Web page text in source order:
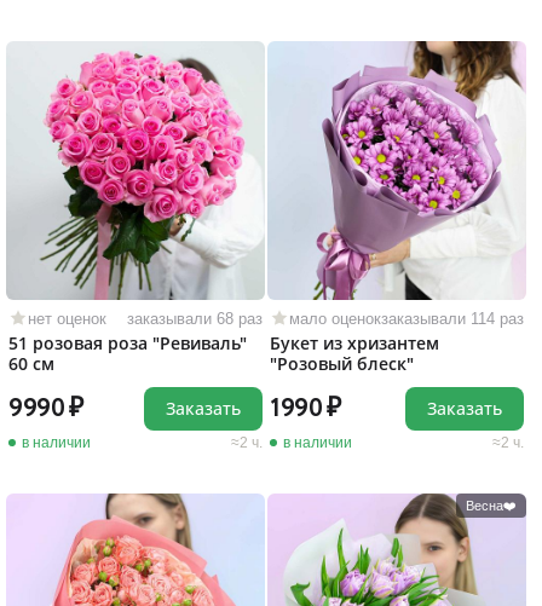
нет оценок заказывали 68 раз
51 розовая роза "Ревиваль"
60 см
9990
в наличии 2 ч.
Заказать
мало оценокзаказывали 114 раз
Букет из хризантем
"Розовый блеск"
1990
в наличии 2 ч.
Заказать
Весна❤️